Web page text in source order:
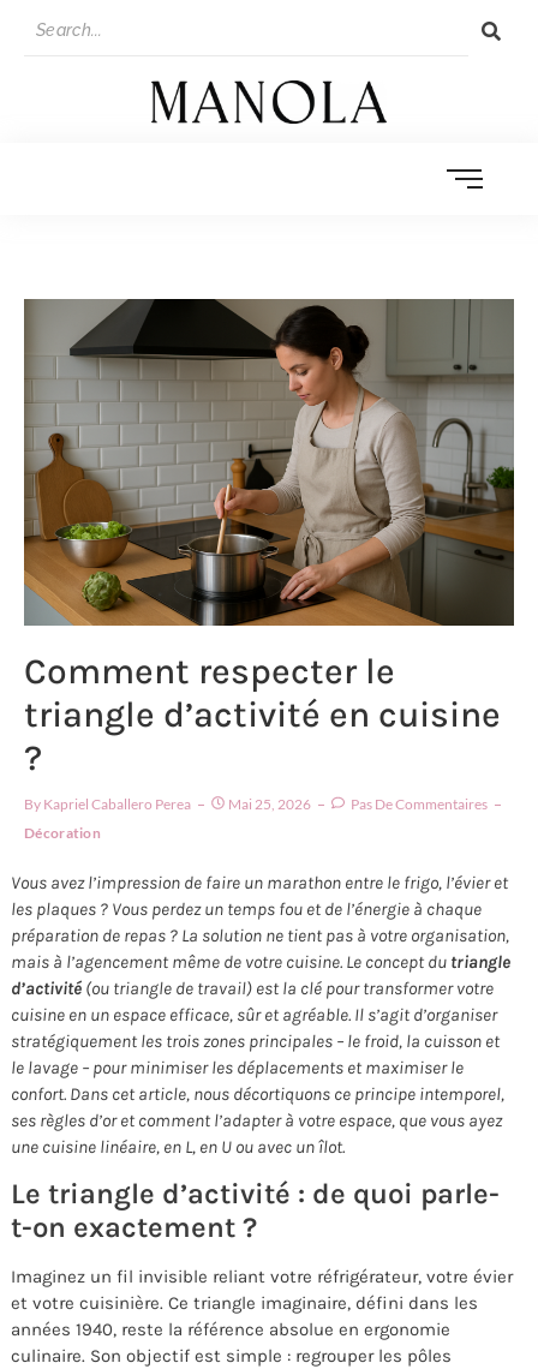
Comment respecter le
triangle d’activité en cuisine
?
By Kapriel Caballero Perea Mai 25, 2026
Pas De Commentaires
Décoration
Vous avez l’impression de faire un marathon entre le frigo, l’évier et
les plaques ? Vous perdez un temps fou et de l’énergie à chaque
préparation de repas ? La solution ne tient pas à votre organisation,
mais à l’agencement même de votre cuisine. Le concept du triangle
d’activité (ou triangle de travail) est la clé pour transformer votre
cuisine en un espace efficace, sûr et agréable. Il s’agit d’organiser
stratégiquement les trois zones principales – le froid, la cuisson et
le lavage – pour minimiser les déplacements et maximiser le
confort. Dans cet article, nous décortiquons ce principe intemporel,
ses règles d’or et comment l’adapter à votre espace, que vous ayez
une cuisine linéaire, en L, en U ou avec un îlot.
Le triangle d’activité : de quoi parle-
t-on exactement ?
Imaginez un fil invisible reliant votre réfrigérateur, votre évier
et votre cuisinière. Ce triangle imaginaire, défini dans les
années 1940, reste la référence absolue en ergonomie
culinaire. Son objectif est simple : regrouper les pôles